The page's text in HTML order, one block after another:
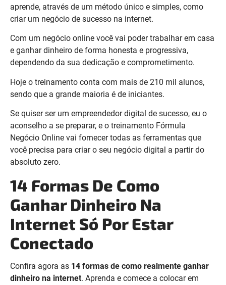
aprende, através de um método único e simples, como
criar um negócio de sucesso na internet.
Com um negócio online você vai poder trabalhar em casa
e ganhar dinheiro de forma honesta e progressiva,
dependendo da sua dedicação e comprometimento.
Hoje o treinamento conta com mais de 210 mil alunos,
sendo que a grande maioria é de iniciantes.
Se quiser ser um empreendedor digital de sucesso, eu o
aconselho a se preparar, e o treinamento Fórmula
Negócio Online vai fornecer todas as ferramentas que
você precisa para criar o seu negócio digital a partir do
absoluto zero.
14 Formas De Como
Ganhar Dinheiro Na
Internet Só Por Estar
Conectado
Confira agora as 14 formas de como realmente ganhar
dinheiro na internet. Aprenda e comece a colocar em